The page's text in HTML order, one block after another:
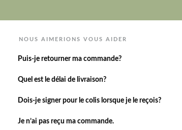
NOUS AIMERIONS VOUS AIDER
Puis-je retourner ma commande?
Quel est le délai de livraison?
Dois-je signer pour le colis lorsque je le reçois?
Je n’ai pas reçu ma commande.